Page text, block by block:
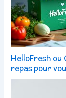
HelloFresh ou
repas pour